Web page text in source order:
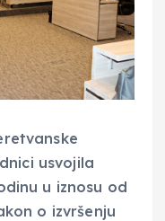
usvojila
u iznosu od
o izvršenju